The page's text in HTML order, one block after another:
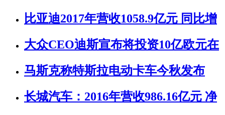
比亚迪2017年营收1058.9亿元 同比增
大众CEO迪斯宣布将投资10亿欧元在
马斯克称特斯拉电动卡车今秋发布
长城汽车：2016年营收986.16亿元 净